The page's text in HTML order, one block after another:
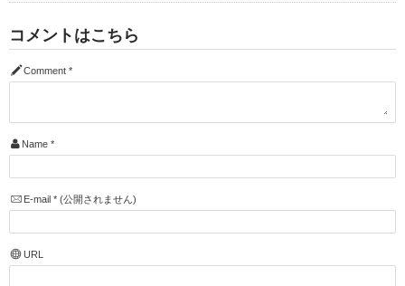
コメントはこちら
Comment *
Name *
E-mail *(公開されません)
URL